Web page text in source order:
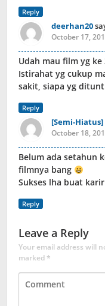
Reply
deerhan20
October 17,
Udah mau film yg ke
Istirahat yg cukup
sakit, siapa yg
Reply
[Semi-Hiatus]
October 18,
Belum ada setahun
filmnya bang
Sukses lha buat
Reply
Leave a Reply
Your email address will
marked*